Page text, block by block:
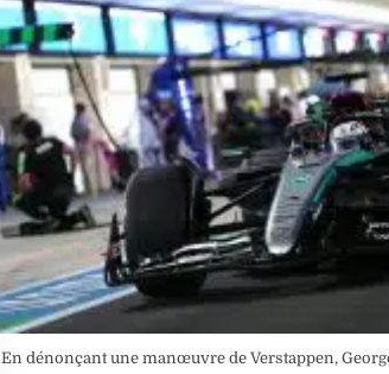
En dénonçant une manœuvre de Verstappen,